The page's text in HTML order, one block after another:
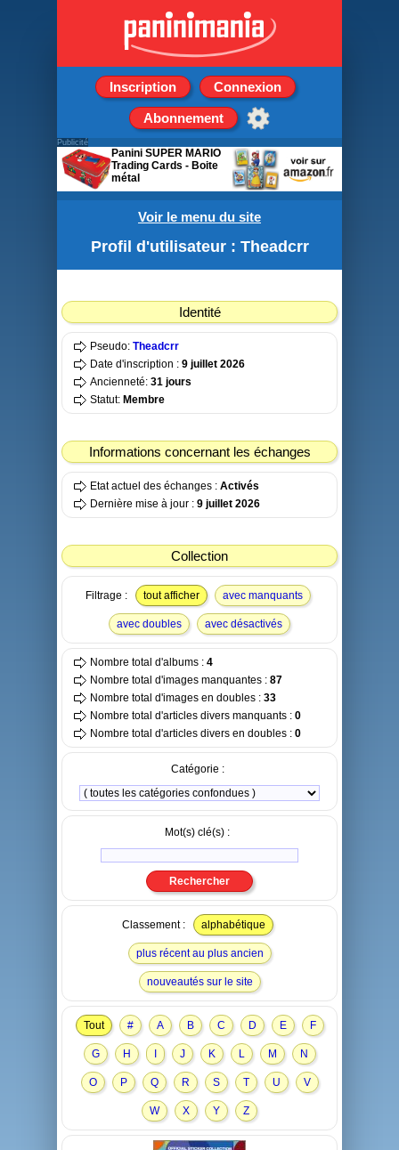
Inscription Connexion
Abonnement
Voir le menu du site
Profil d'utilisateur : Theadcrr
Identité
Pseudo: Theadcrr
Date d'inscription : 9 juillet 2026
Ancienneté: 31 jours
Statut: Membre
Informations concernant les échanges
Etat actuel des échanges : Activés
Dernière mise à jour : 9 juillet 2026
Collection
Filtrage : tout afficher avec manquants
avec doubles avec désactivés
Nombre total d'albums : 4
Nombre total d'images manquantes : 87
Nombre total d'images en doubles : 33
Nombre total d'articles divers manquants : 0
Nombre total d'articles divers en doubles : 0
Catégorie :
Mot(s) clé(s) :
Classement : alphabétique
plus récent au plus ancien
nouveautés sur le site
Tout # A B C D E F
G H J K L M N
O P Q R S T U V
W X Y Z
Publicité
Panini SUPER MARIO
Trading Cards - Boite
métal
8 pochettes + 3 cartes
édition limitée